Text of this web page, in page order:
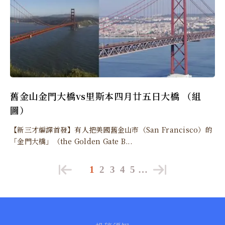
舊金山金門大橋vs里斯本四月廿五日大橋 （組
圖）
【新三才編譯首發】有人把美國舊金山市（San Francisco）的
「金門大橋」（the Golden Gate B...
1 2 3 4 5 …